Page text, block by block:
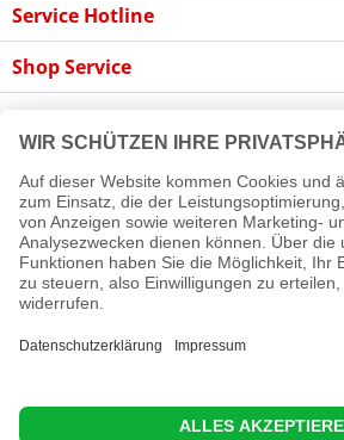
Service Hotline
Shop Service
Newsletter
Cookie-Einstellungen Newsletter
Versand und
Diese Website benutzt Cookies, die für
erhöhen, der Direktwerbung dienen
anderen Websites und sozialen